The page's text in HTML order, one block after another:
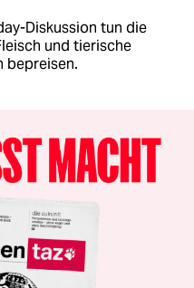
Diskussion tun die
und tierische
bepreisen.